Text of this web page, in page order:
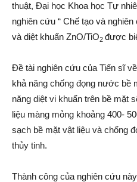
thuật, Đại học Khoa học Tự
nghiên cứu “ Chế tạo và
và diệt khuẩn ZnO/TiO2 được
Đề tài nghiên cứu của Tiến sĩ
khả năng chống đọng nước bề
năng diệt vi khuẩn trên bề mặt
liệu màng mỏng khoảng 400-
sạch bề mặt vật liệu và chống
thủy tinh.
Thành công của nghiên cứu